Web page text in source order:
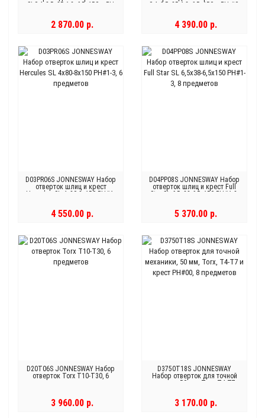
SL0,4х2,5х85-1,2х6,5х150 и PH
2 870.00 р.
0,4х2,5х85-1,2х6,5х150 и PH #0-
4 390.00 р.
D03PR06S JONNESWAY Набор
отверток шлиц и крест
Hercules SL 4х80-8х150 PH#1-
4 550.00 р.
D04PP08S JONNESWAY Набор
отверток шлиц и крест Full
Star SL 6,5х38-6,5х150 PH#1-3,
5 370.00 р.
D20T06S JONNESWAY Набор
отверток Torx T10-T30, 6
3 960.00 р.
D3750T18S JONNESWAY
Набор отверток для точной
механики, 50 мм, Torx, Т4-Т7 и
3 170.00 р.